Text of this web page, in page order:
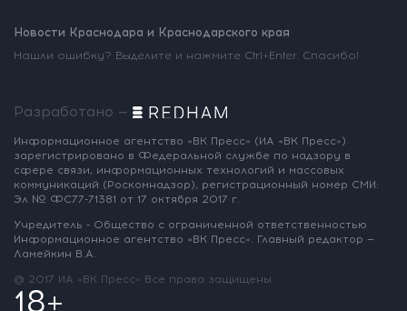
Новости Краснодара и Краснодарского края
Нашли ошибку? Выделите и нажмите Ctrl+Enter. Спасибо!
Разработано —
Информационное агентство «ВК Пресс» (ИА «ВК Пресс»)
зарегистрировано в Федеральной службе по надзору в
сфере связи, информационных технологий и массовых
коммуникаций (Роскомнадзор), регистрационный номер СМИ:
Эл № ФС77-71381 от 17 октября 2017 г.
Учредитель - Общество с ограниченной ответственностью
Информационное агентство «ВК Пресс». Главный редактор —
Ламейкин В.А.
@ 2017 ИА «ВК Пресс» Все права защищены
18+